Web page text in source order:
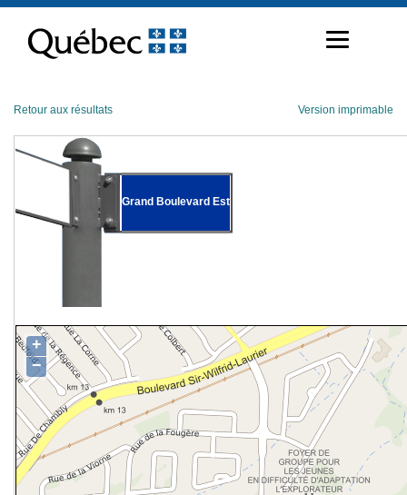
contenu
Retour aux résultats Version imprimable
Grand Boulevard Est
+
−